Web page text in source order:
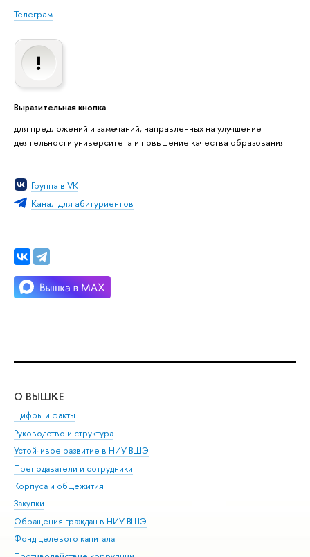
Телеграм
Выразительная кнопка
для предложений и замечаний, направленных на улучшение
деятельности университета и повышение качества образования
Группа в VK
Канал для абитуриентов
О ВЫШКЕ
Цифры и факты
Руководство и структура
Устойчивое развитие в НИУ ВШЭ
Преподаватели и сотрудники
Корпуса и общежития
Закупки
Обращения граждан в НИУ ВШЭ
Фонд целевого капитала